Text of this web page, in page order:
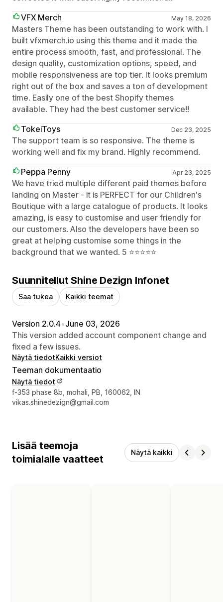
VFX Merch
May 18, 2026
Masters Theme has been outstanding to work with. I
built vfxmerch.io using this theme and it made the
entire process smooth, fast, and professional. The
design quality, customization options, speed, and
mobile responsiveness are top tier. It looks premium
right out of the box and saves a ton of development
time. Easily one of the best Shopify themes
available. They had the best customer service!!
TokeiToys
Dec 23, 2025
The support team is so responsive. The theme is
working well and fix my brand. Highly recommend.
Peppa Penny
Apr 23, 2025
We have tried multiple different paid themes before
landing on Master - it is PERFECT for our Children's
Boutique with a large catalogue of products. It looks
amazing, is easy to customise and user friendly for
our customers. Also the developers have been so
great at helping customise some things in the
background that we wanted. 5 ⭐️⭐️⭐️⭐️⭐️
Suunnitellut Shine Dezign Infonet
Saa tukea Kaikki teemat
Version 2.0.4•June 03, 2026
This version added account component change and
fixed a few issues.
Näytä tiedotKaikki versiot
Teeman dokumentaatio
Näytä tiedot
Suunnittelijan yhteystiedot
f-353 phase 8b, mohali, PB, 160062, IN
vikas.shinedezign@gmail.com
Lisää teemoja
toimialalle vaatteet
Näytä kaikki